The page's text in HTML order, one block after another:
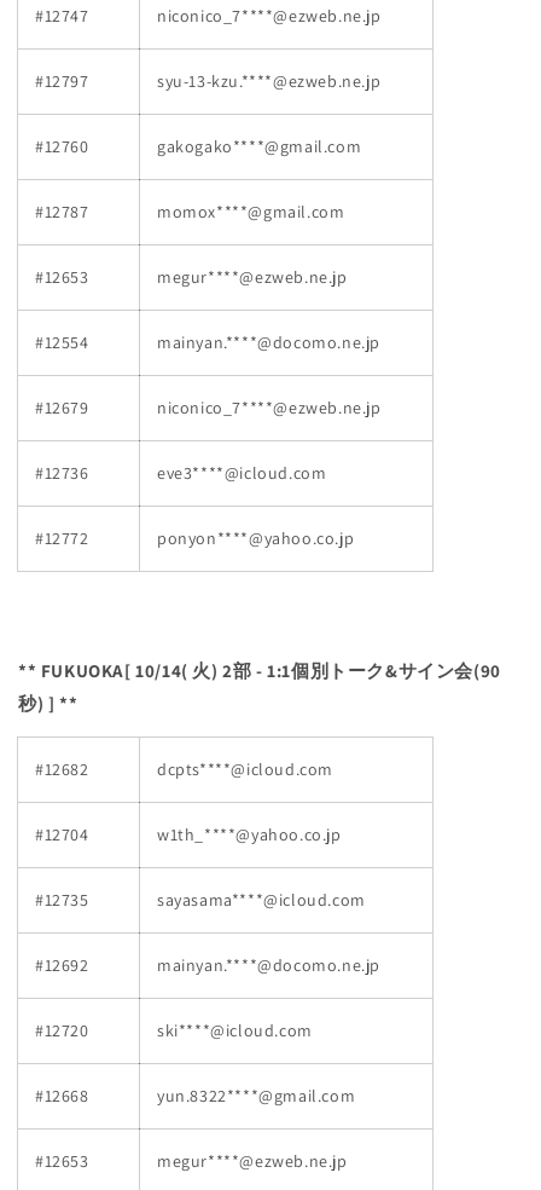
#12747 niconico_7****@ezweb.ne.jp
#12797 syu-13-kzu.****@ezweb.ne.jp
#12760 gakogako****@gmail.com
#12787 momox****@gmail.com
#12653 megur****@ezweb.ne.jp
#12554 mainyan.****@docomo.ne.jp
#12679 niconico_7****@ezweb.ne.jp
#12736 eve3****@icloud.com
#12772 ponyon****@yahoo.co.jp
** FUKUOKA[ 10/14( 火) 2部 - 1:1個別トーク&サイン会(90
秒) ] **
#12682 dcpts****@icloud.com
#12704 w1th_****@yahoo.co.jp
#12735 sayasama****@icloud.com
#12692 mainyan.****@docomo.ne.jp
#12720 ski****@icloud.com
#12668 yun.8322****@gmail.com
#12653 megur****@ezweb.ne.jp